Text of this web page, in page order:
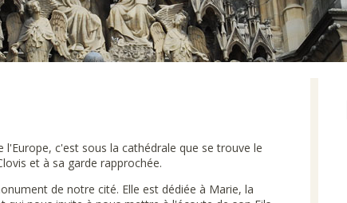
c'est sous la cathédrale que se trouve le
et à sa garde rapprochée.
de notre cité. Elle est dédiée à Marie, la